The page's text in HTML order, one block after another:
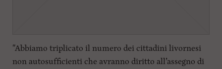
"Abbiamo triplicato il numero dei cittadini livornesi
non autosufficienti che avranno diritto all’assegno di